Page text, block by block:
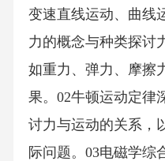
变速直线运动、曲线
力的概念与种类探讨
如重力、弹力、摩擦
果。02牛顿运动定律
讨力与运动的关系，
际问题。03电磁学综